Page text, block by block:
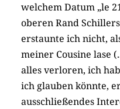
welchem Datum „le
oberen Rand
erstaunte ich nicht,
meiner Cousine lase
alles verloren, ich
ich glauben könnte,
ausschließendes